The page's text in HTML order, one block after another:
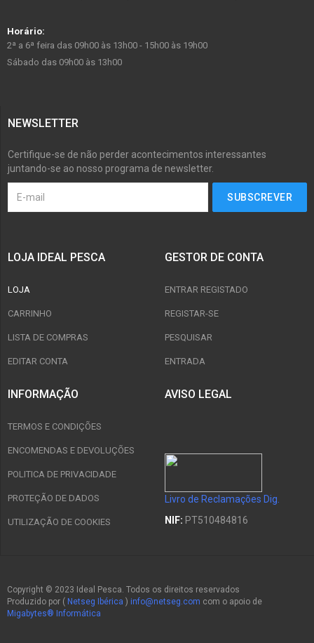
Horário:
2ª a 6ª feira das 09h00 às 13h00 - 15h00 às 19h00
Sábado das 09h00 às 13h00
NEWSLETTER
Certifique-se de não perder acontecimentos interessantes
juntando-se ao nosso programa de newsletter.
LOJA IDEAL PESCA
LOJA
CARRINHO
LISTA DE COMPRAS
EDITAR CONTA
GESTOR DE CONTA
ENTRAR REGISTADO
REGISTAR-SE
PESQUISAR
ENTRADA
INFORMAÇÃO
TERMOS E CONDIÇÕES
ENCOMENDAS E DEVOLUÇÕES
POLITICA DE PRIVACIDADE
PROTEÇÃO DE DADOS
UTILIZAÇÃO DE COOKIES
AVISO LEGAL
Livro de Reclamações Dig.
NIF: PT510484816
Copyright © 2023 Ideal Pesca. Todos os direitos reservados
Produzido por ( Netseg Ibérica ) info@netseg.com com o apoio de
Migabytes® Informática